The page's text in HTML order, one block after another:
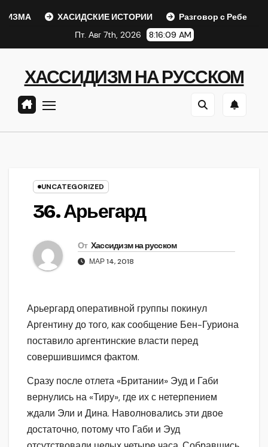
ХАСИДСКИЕ ИСТОРИИ Разговор с Ребе
Пт. Авг 7th, 2026
8:16:09 AM
ХАССИДИЗМ НА РУССКОМ
UNCATEGORIZED
36. Арьегард
От Хассидизм на русском
МАР 14, 2018
Арьергард оперативной группы покинул
Аргентину до того, как сообщение Бен-Гуриона
поставило аргентинские власти перед
совершившимся фактом.
Сразу после отлета «Британии» Эуд и Габи
вернулись на «Тиру», где их с нетерпением
ждали Эли и Дина. Наволновались эти двое
достаточно, потому что Габи и Эуд